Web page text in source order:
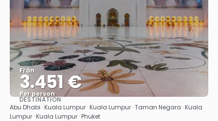
Från
3.451 €
Per person
Se
DESTINATION
Abu Dhabi · Kuala Lumpur · Kuala Lumpur · Taman Negara · Kuala
Lumpur · Kuala Lumpur · Phuket